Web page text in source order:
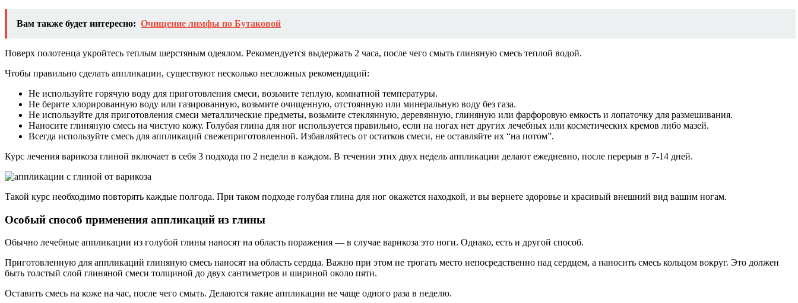
Вам также будет интересно: Очищение лимфы по Бутаковой
Поверх полотенца укройтесь теплым шерстяным одеялом. Рекомендуется выдержать 2 часа, после чего смыть глиняную смесь теплой водой.
Чтобы правильно сделать аппликации, существуют несколько несложных рекомендаций:
Не используйте горячую воду для приготовления смеси, возьмите теплую, комнатной температуры.
Не берите хлорированную воду или газированную, возьмите очищенную, отстоянную или минеральную воду без газа.
Не используйте для приготовления смеси металлические предметы, возьмите стеклянную, деревянную, глиняную или фарфоровую емкость и лопаточку для размешивания.
Наносите глиняную смесь на чистую кожу. Голубая глина для ног используется правильно, если на ногах нет других лечебных или косметических кремов либо мазей.
Всегда используйте смесь для аппликаций свежеприготовленной. Избавляйтесь от остатков смеси, не оставляйте их “на потом”.
Курс лечения варикоза глиной включает в себя 3 подхода по 2 недели в каждом. В течении этих двух недель аппликации делают ежедневно, после перерыв в 7-14 дней.
Такой курс необходимо повторять каждые полгода. При таком подходе голубая глина для ног окажется находкой, и вы вернете здоровье и красивый внешний вид вашим ногам.
Особый способ применения аппликаций из глины
Обычно лечебные аппликации из голубой глины наносят на область поражения — в случае варикоза это ноги. Однако, есть и другой способ.
Приготовленную для аппликаций глиняную смесь наносят на область сердца. Важно при этом не трогать место непосредственно над сердцем, а наносить смесь кольцом вокруг. Это должен
быть толстый слой глиняной смеси толщиной до двух сантиметров и шириной около пяти.
Оставить смесь на коже на час, после чего смыть. Делаются такие аппликации не чаще одного раза в неделю.